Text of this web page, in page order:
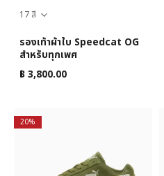
17 สี
รองเท้าผ้าใบ Speedcat OG
สำหรับทุกเพศ
฿ 3,800.00
20%